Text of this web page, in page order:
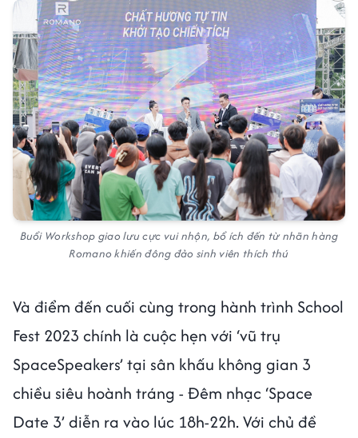
Buổi Workshop giao lưu cực vui nhộn, bổ ích đến từ nhãn hàng
Romano khiến đông đảo sinh viên thích thú
Và điểm đến cuối cùng trong hành trình School
Fest 2023 chính là cuộc hẹn với ‘vũ trụ
SpaceSpeakers’ tại sân khấu không gian 3
chiều siêu hoành tráng - Đêm nhạc ‘Space
Date 3’ diễn ra vào lúc 18h-22h. Với chủ đề